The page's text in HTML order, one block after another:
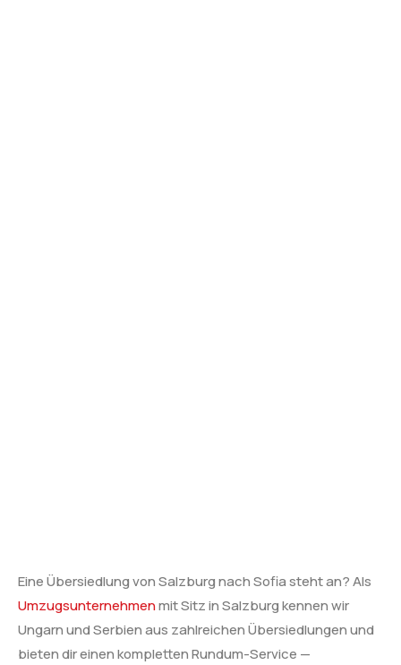
Eine Übersiedlung von Salzburg nach Sofia steht an? Als
Umzugsunternehmenmit Sitz in Salzburg kennen wir
Ungarn und Serbien aus zahlreichen Übersiedlungen und
bieten dir einen kompletten Rundum-Service —